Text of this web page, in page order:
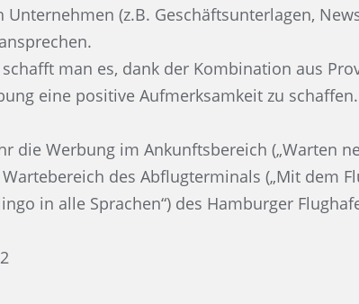
Unternehmen (z.B. Geschäftsunterlagen,
man es, dank der Kombination aus
eine positive Aufmerksamkeit zu schaffen.
die Werbung im Ankunftsbereich („Warten
des Abflugterminals („Mit dem
in alle Sprachen“) des Hamburger